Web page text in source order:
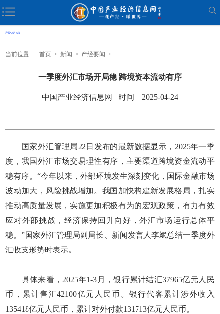
当前位置 首页 > 新闻 > 产经要闻 >
一季度外汇市场开局稳 跨境资本流动有序
中国产业经济信息网 时间：2025-04-24
国家外汇管理局22日发布的最新数据显示，2025年一季
度，我国外汇市场交易理性有序，主要渠道跨境资金流动平
稳有序。“今年以来，外部环境发生深刻变化，国际金融市场
波动加大，风险挑战增加。我国加快构建新发展格局，扎实
推动高质量发展，实施更加积极有为的宏观政策，有力有效
应对外部挑战，经济保持回升向好，外汇市场运行总体平
稳。”国家外汇管理局副局长、新闻发言人李斌总结一季度外
汇收支形势时表示。
具体来看，2025年1-3月，银行累计结汇37965亿元人民
币，累计售汇42100亿元人民币。银行代客累计涉外收入
135418亿元人民币，累计对外付款131713亿元人民币。